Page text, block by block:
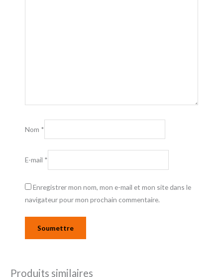
Nom *
E-mail *
Enregistrer mon nom, mon e-mail et mon site dans le
navigateur pour mon prochain commentaire.
Produits similaires